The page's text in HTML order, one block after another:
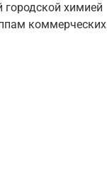
химией
коммерческих